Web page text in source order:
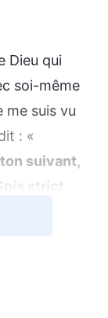
Dieu qui
soi-même
me suis vu
: «
suivant,
strict
autres.”
puissent